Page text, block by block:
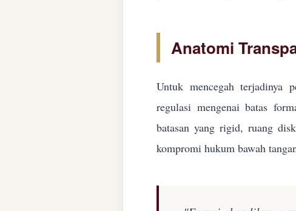
Anatomi
Untuk mencegah terjadinya
regulasi mengenai batas
batasan yang rigid, ruang
kompromi hukum bawah